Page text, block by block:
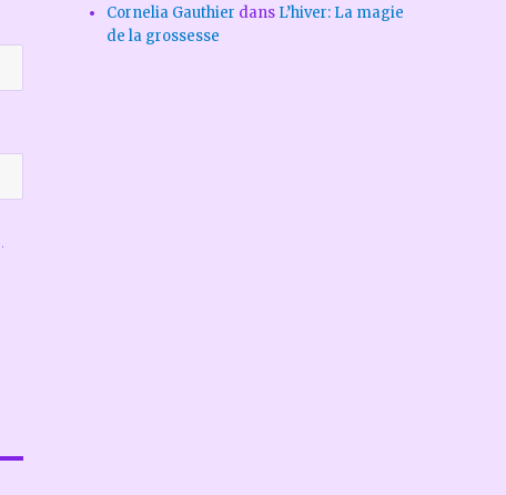
Cornelia Gauthier dans L’hiver: La magie
de la grossesse